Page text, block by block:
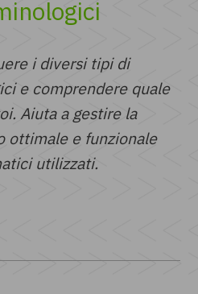
i diversi tipi di
e comprendere quale
Aiuta a gestire la
ottimale e funzionale
utilizzati.